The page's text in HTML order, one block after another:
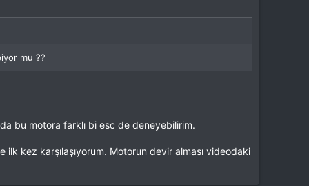
mu ??
bu motora farklı bi esc de deneyebilirim.
kez karşılaşıyorum. Motorun devir alması videodaki